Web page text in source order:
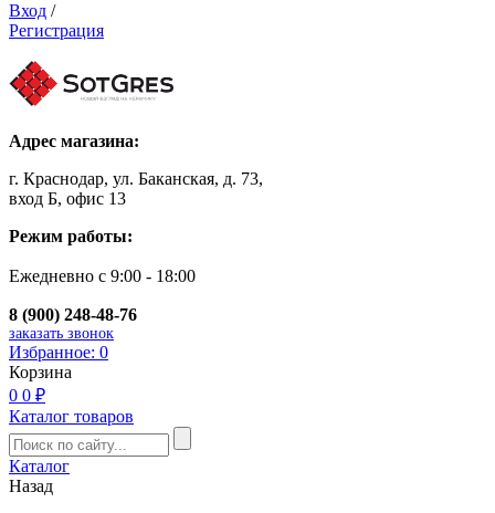
Вход /
Регистрация
Адрес магазина:
г. Краснодар, ул. Баканская, д. 73,
вход Б, офис 13
Режим работы:
Ежедневно с 9:00 - 18:00
8 (900) 248-48-76
заказать звонок
Избранное: 0
Корзина
0 0 ₽
Каталог товаров
Каталог
Назад